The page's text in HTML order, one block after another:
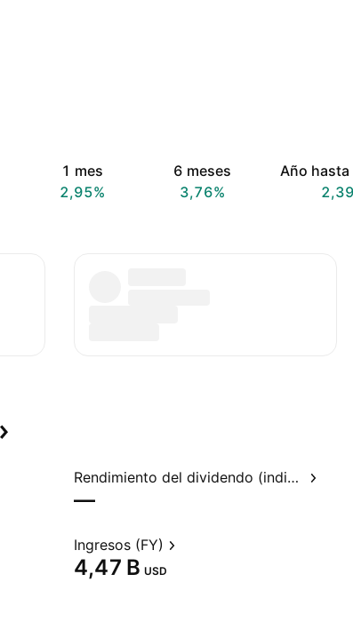
1 mes
2,95%
6 meses
3,76%
Año hasta
Rendimiento del dividendo (indicado)
—
Ingresos (FY)
‪4,47 B‬ USD